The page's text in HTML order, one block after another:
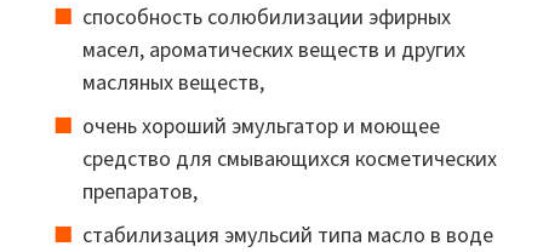
способность солюбилизации эфирных
масел, ароматических веществ и других
масляных веществ,
очень хороший эмульгатор и моющее
средство для смывающихся косметических
препаратов,
стабилизация эмульсий типа масло в воде